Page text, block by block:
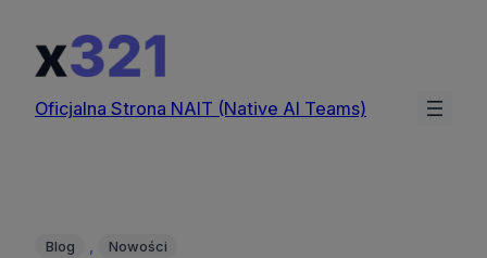
treści
Oficjalna Strona NAIT (Native AI Teams)
Blog , Nowości